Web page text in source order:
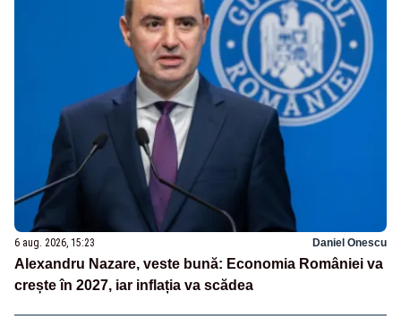
6 aug. 2026, 15:23 Daniel Onescu
Alexandru Nazare, veste bună: Economia României va
crește în 2027, iar inflația va scădea